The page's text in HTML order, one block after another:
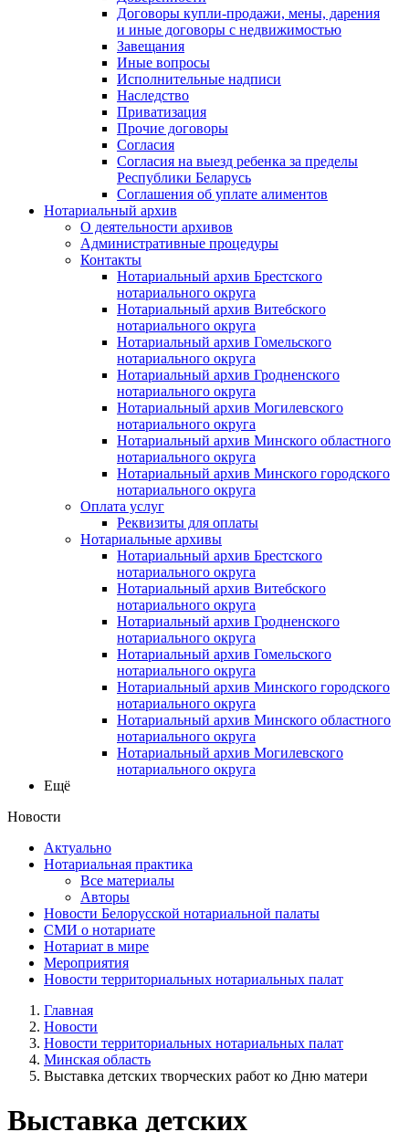
Договоры купли-продажи, мены, дарения
и иные договоры с недвижимостью
Завещания
Иные вопросы
Исполнительные надписи
Наследство
Приватизация
Прочие договоры
Согласия
Согласия на выезд ребенка за пределы
Республики Беларусь
Соглашения об уплате алиментов
Нотариальный архив
О деятельности архивов
Административные процедуры
Контакты
Нотариальный архив Брестского
нотариального округа
Нотариальный архив Витебского
нотариального округа
Нотариальный архив Гомельского
нотариального округа
Нотариальный архив Гродненского
нотариального округа
Нотариальный архив Могилевского
нотариального округа
Нотариальный архив Минского областного
нотариального округа
Нотариальный архив Минского городского
нотариального округа
Оплата услуг
Реквизиты для оплаты
Нотариальные архивы
Нотариальный архив Брестского
нотариального округа
Нотариальный архив Витебского
нотариального округа
Нотариальный архив Гродненского
нотариального округа
Нотариальный архив Гомельского
нотариального округа
Нотариальный архив Минского городского
нотариального округа
Нотариальный архив Минского областного
нотариального округа
Нотариальный архив Могилевского
нотариального округа
Ещё
Новости
Актуально
Нотариальная практика
Все материалы
Авторы
Новости Белорусской нотариальной палаты
СМИ о нотариате
Нотариат в мире
Мероприятия
Новости территориальных нотариальных палат
Главная
Новости
Новости территориальных нотариальных палат
Минская область
Выставка детских творческих работ ко Дню матери
Выставка детских